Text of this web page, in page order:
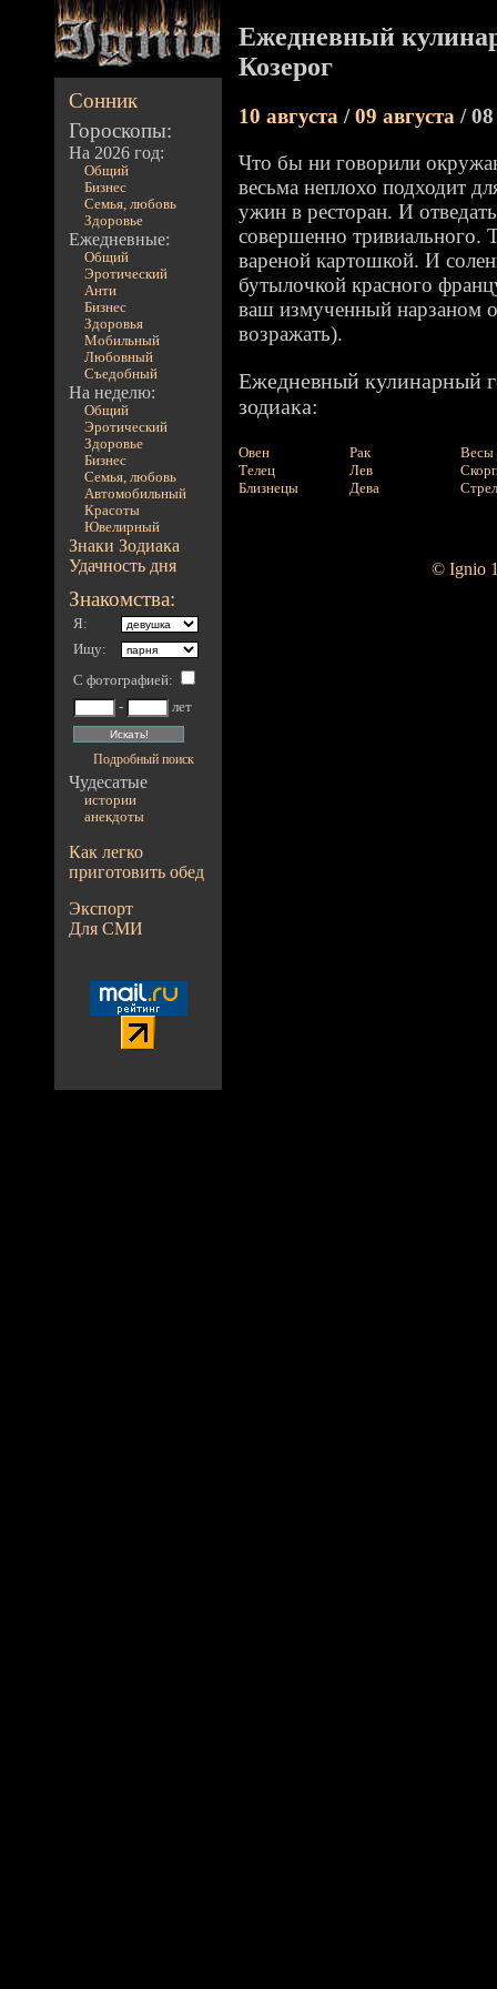
Сонник
Гороскопы:
На 2026 год:
Общий
Бизнес
Семья, любовь
Здоровье
Ежедневные:
Общий
Эротический
Анти
Бизнес
Здоровья
Мобильный
Любовный
Съедобный
На неделю:
Общий
Эротический
Здоровье
Бизнес
Семья, любовь
Автомобильный
Красоты
Ювелирный
Знаки Зодиака
Удачность дня
Знакомства:
Я:
Ищу:
С фотографией:
-
лет
Подробный поиск
Чудесатые
истории
анекдоты
Как легко
приготовить обед
Экспорт
Для СМИ
Ежедневный
Козерог
10 августа /09 августа /
Что бы ни говорили
весьма неплохо подходит
ужин в ресторан. И
совершенно тривиального.
вареной картошкой. И
бутылочкой красного
ваш измученный нарзаном
возражать).
Ежедневный кулинарный
зодиака:
Овен
Телец
Близнецы
Рак
Лев
Дева
Весы
© Ignio